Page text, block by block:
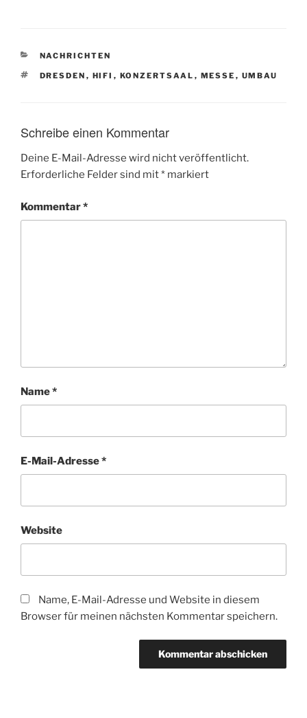
KATEGORIEN
NACHRICHTEN
SCHLAGWÖRTER
DRESDEN , HIFI , KONZERTSAAL , MESSE , UMBAU
Schreibe einen Kommentar
Deine E-Mail-Adresse wird nicht veröffentlicht.
Erforderliche Felder sind mit* markiert
Kommentar*
Name*
E-Mail-Adresse*
Website
Name, E-Mail-Adresse und Website in diesem
Browser für meinen nächsten Kommentar speichern.